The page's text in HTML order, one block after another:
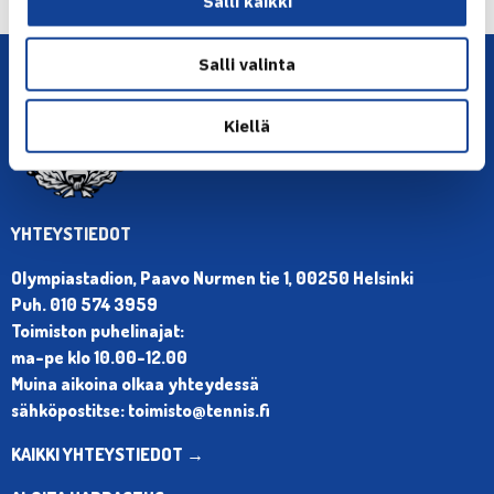
Salli valinta
Kiellä
YHTEYSTIEDOT
Olympiastadion, Paavo Nurmen tie 1, 00250 Helsinki
Puh. 010 574 3959
Toimiston puhelinajat:
ma-pe klo 10.00-12.00
Muina aikoina olkaa yhteydessä
sähköpostitse: toimisto@tennis.fi
KAIKKI YHTEYSTIEDOT →